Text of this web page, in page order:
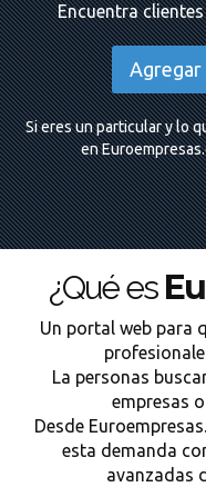
Encuentra
Agregar
Si eres un particular y lo
en
¿Qué es
Un portal web para
La personas
empresas
Desde
esta demanda
avanzadas